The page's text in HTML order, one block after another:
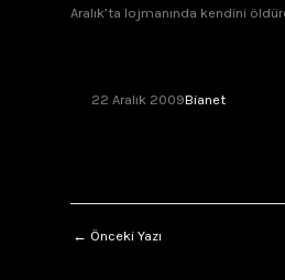
Aralık’ta lojmanında kendini
22 Aralık 2009Bianet
← Önceki Yazı